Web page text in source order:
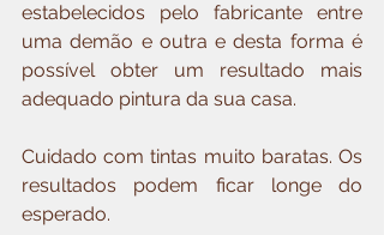
estabelecidos pelo fabricante entre
uma demão e outra e desta forma é
possível obter um resultado mais
adequado pintura da sua casa.
Cuidado com tintas muito baratas. Os
resultados podem ficar longe do
esperado.